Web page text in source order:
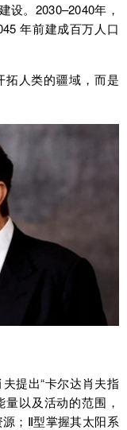
设。2030–2040年，
年前建成百万人口
人类的疆域，而是
提出“卡尔达肖夫指
量以及活动的范围，
；Ⅱ型掌握其太阳系